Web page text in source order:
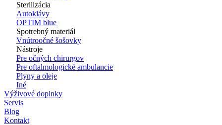
Sterilizácia
Autoklávy
OPTIM blue
Spotrebný materiál
Vnútroočné šošovky
Nástroje
Pre očných chirurgov
Pre oftalmologické ambulancie
Plyny a oleje
Iné
Výživové doplnky
Servis
Blog
Kontakt